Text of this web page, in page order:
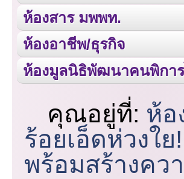
ห้องสาร มพพท.
ห้องอาชีพ/ธุรกิจ
ห้องมูลนิธิพัฒนาคนพิกา
คุณอยู่ที่: ห้อ
ร้อยเอ็ดห่วงใ
พร้อมสร้างคว